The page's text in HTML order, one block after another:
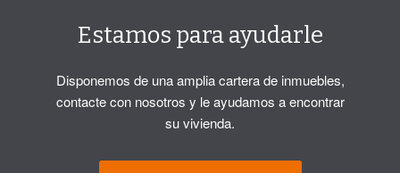
Estamos para ayudarle
Disponemos de una amplia cartera de inmuebles,
contacte con nosotros y le ayudamos a encontrar
su vivienda.